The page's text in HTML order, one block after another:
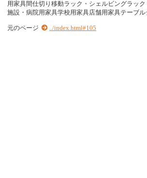
用家具間仕切 り 移動ラ ッ ク ・ シ ェ ル ビングラ ッ ク
施設 ・ 病 院用家具学校用家具店舗用家具テーブル
元のページ ../index.html#105